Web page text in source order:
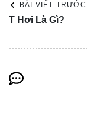
BÀI VIẾT TRƯỚC
T Hơi Là Gì?